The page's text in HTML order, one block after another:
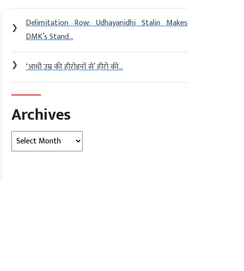
❯
Delimitation Row: Udhayanidhi Stalin Makes
DMK’s Stand...
❯ ‘आधी उम्र की हीरोइनों से’ हीरो की...
Archives
Archives